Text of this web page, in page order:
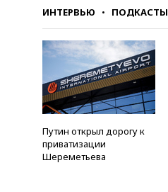
ИНТЕРВЬЮ ПОДКАСТЫ
СТИЛЬ ТЕСТЫ
Путин открыл дорогу к
приватизации
Шереметьева